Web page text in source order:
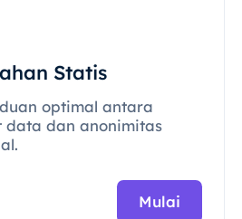
Statis
optimal antara
data dan anonimitas
Mulai